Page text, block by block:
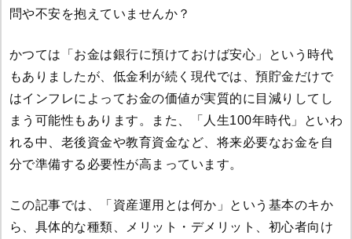
問や不安を抱えていませんか？
かつては「お金は銀行に預けておけば安心」という時代
もありましたが、低金利が続く現代では、預貯金だけで
はインフレによってお金の価値が実質的に目減りしてし
まう可能性もあります。また、「人生100年時代」といわ
れる中、老後資金や教育資金など、将来必要なお金を自
分で準備する必要性が高まっています。
この記事では、「資産運用とは何か」という基本のキか
ら、具体的な種類、メリット・デメリット、初心者向け